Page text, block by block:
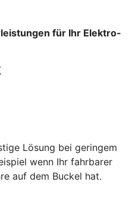
für Ihr Elektro-
Lösung bei geringem
wenn Ihr fahrbarer
auf dem Buckel hat.